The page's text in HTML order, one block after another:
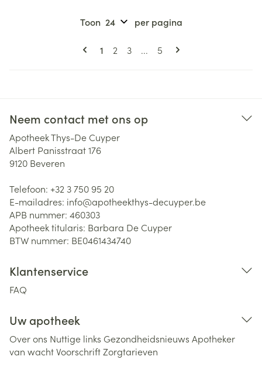
Pagina's
U lees momenteel pagina
1 Pagina
2 Pagina
3 ... Pagina
5
Toon per pagina
Neem contact met ons op
Apotheek Thys-De Cuyper
Albert Panisstraat 176
9120 Beveren
Telefoon: +32 3 750 95 20
E-mailadres: info@apotheekthys-decuyper.be
APB nummer: 460303
Apotheek titularis: Barbara De Cuyper
BTW nummer: BE0461434740
Klantenservice
FAQ
Uw apotheek
Over ons Nuttige links Gezondheidsnieuws Apotheker
van wachtVoorschriftZorgtarieven